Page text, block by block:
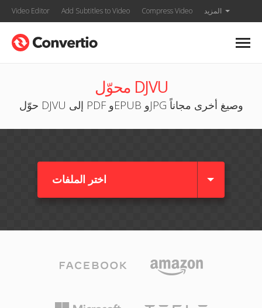
Video Editor Add Subtitles to Video Compress Video المزيد
محوّل DJVU
حوّل DJVU إلى PDF وEPUB وJPG وصيغ أخرى مجاناً
اختر الملفات